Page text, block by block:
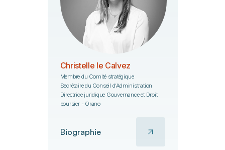
Christelle le Calvez
Membre du Comité stratégique
Secrétaire du Conseil d’Administration
Directrice juridique Gouvernance et Droit
boursier - Orano
Biographie